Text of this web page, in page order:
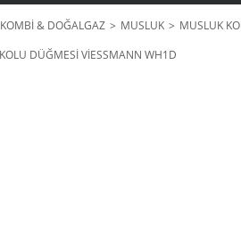
KOMBİ & DOĞALGAZ MUSLUK MUSLUK